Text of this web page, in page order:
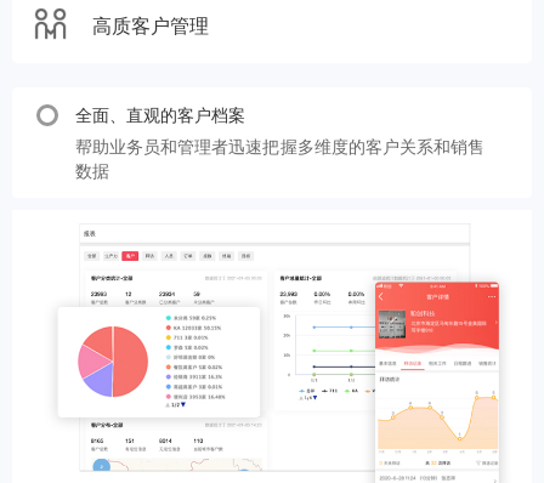
高质客户管理
全面、直观的客户档案
帮助业务员和管理者迅速把握多维度的客户关系和销售
数据